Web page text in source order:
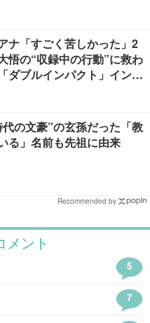
ナ「すごく苦しかった」2
悟の“収録中の行動”に救わ
ダブルインパクト」インタ
の文豪”の玄孫だった「教
る」名前も先祖に由来
Recommended by